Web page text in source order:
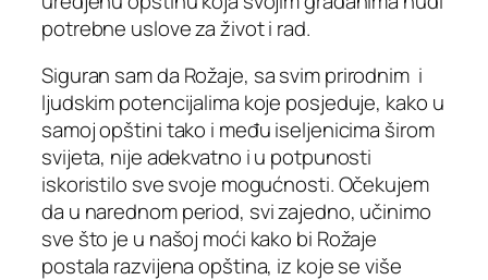
potrebne uslove za život i rad.
Siguran sam da Rožaje, sa svim prirodnim i
ljudskim potencijalima koje posjeduje, kako u
samoj opštini tako i među iseljenicima širom
svijeta, nije adekvatno i u potpunosti
iskoristilo sve svoje mogućnosti. Očekujem
da u narednom period, svi zajedno, učinimo
sve što je u našoj moći kako bi Rožaje
postala razvijena opština, iz koje se više